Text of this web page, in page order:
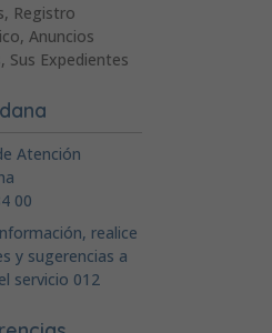
Registro
Anuncios
Sus Expedientes
Atención
00
realice
y sugerencias a
servicio 012